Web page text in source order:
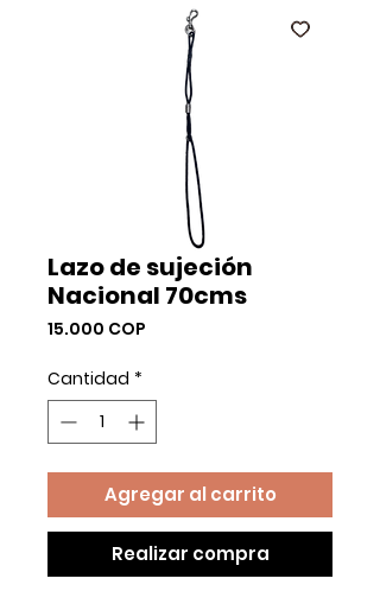
Lazo de sujeción
Nacional 70cms
15.000 COP
Cantidad *
Agregar al carrito
Realizar compra